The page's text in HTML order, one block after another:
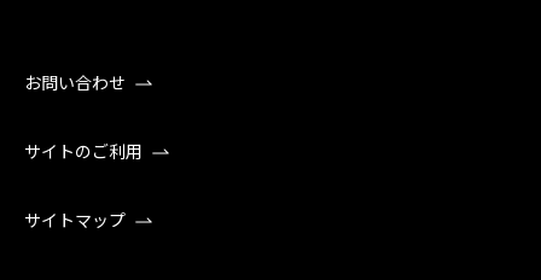
お問い合わせ
サイトのご利用
サイトマップ